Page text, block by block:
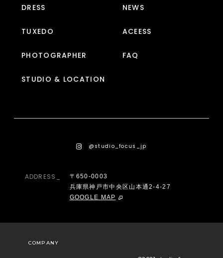
DRESS
TUXEDO
PHOTOGRAPHER
STUDIO & LOCATION
NEWS
ACEESS
FAQ
@studio_focus_jp
ADDRESS_
〒650-0003
兵庫県神戸市中央区山本通2-4-27
GOOGLE MAP
COMPANY